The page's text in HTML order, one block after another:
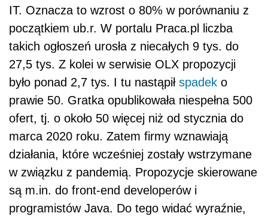
IT. Oznacza to wzrost o 80% w porównaniu z
początkiem ub.r. W portalu Praca.pl liczba
takich ogłoszeń urosła z niecałych 9 tys. do
27,5 tys. Z kolei w serwisie OLX propozycji
było ponad 2,7 tys. I tu nastąpił spadek o
prawie 50. Gratka opublikowała niespełna 500
ofert, tj. o około 50 więcej niż od stycznia do
marca 2020 roku. Zatem firmy wznawiają
działania, które wcześniej zostały wstrzymane
w związku z pandemią. Propozycje skierowane
są m.in. do front-end developerów i
programistów Java. Do tego widać wyraźnie,